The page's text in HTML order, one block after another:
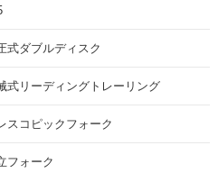
式ダブルディスク
式リーディングトレーリング
スコピックフォーク
フォーク